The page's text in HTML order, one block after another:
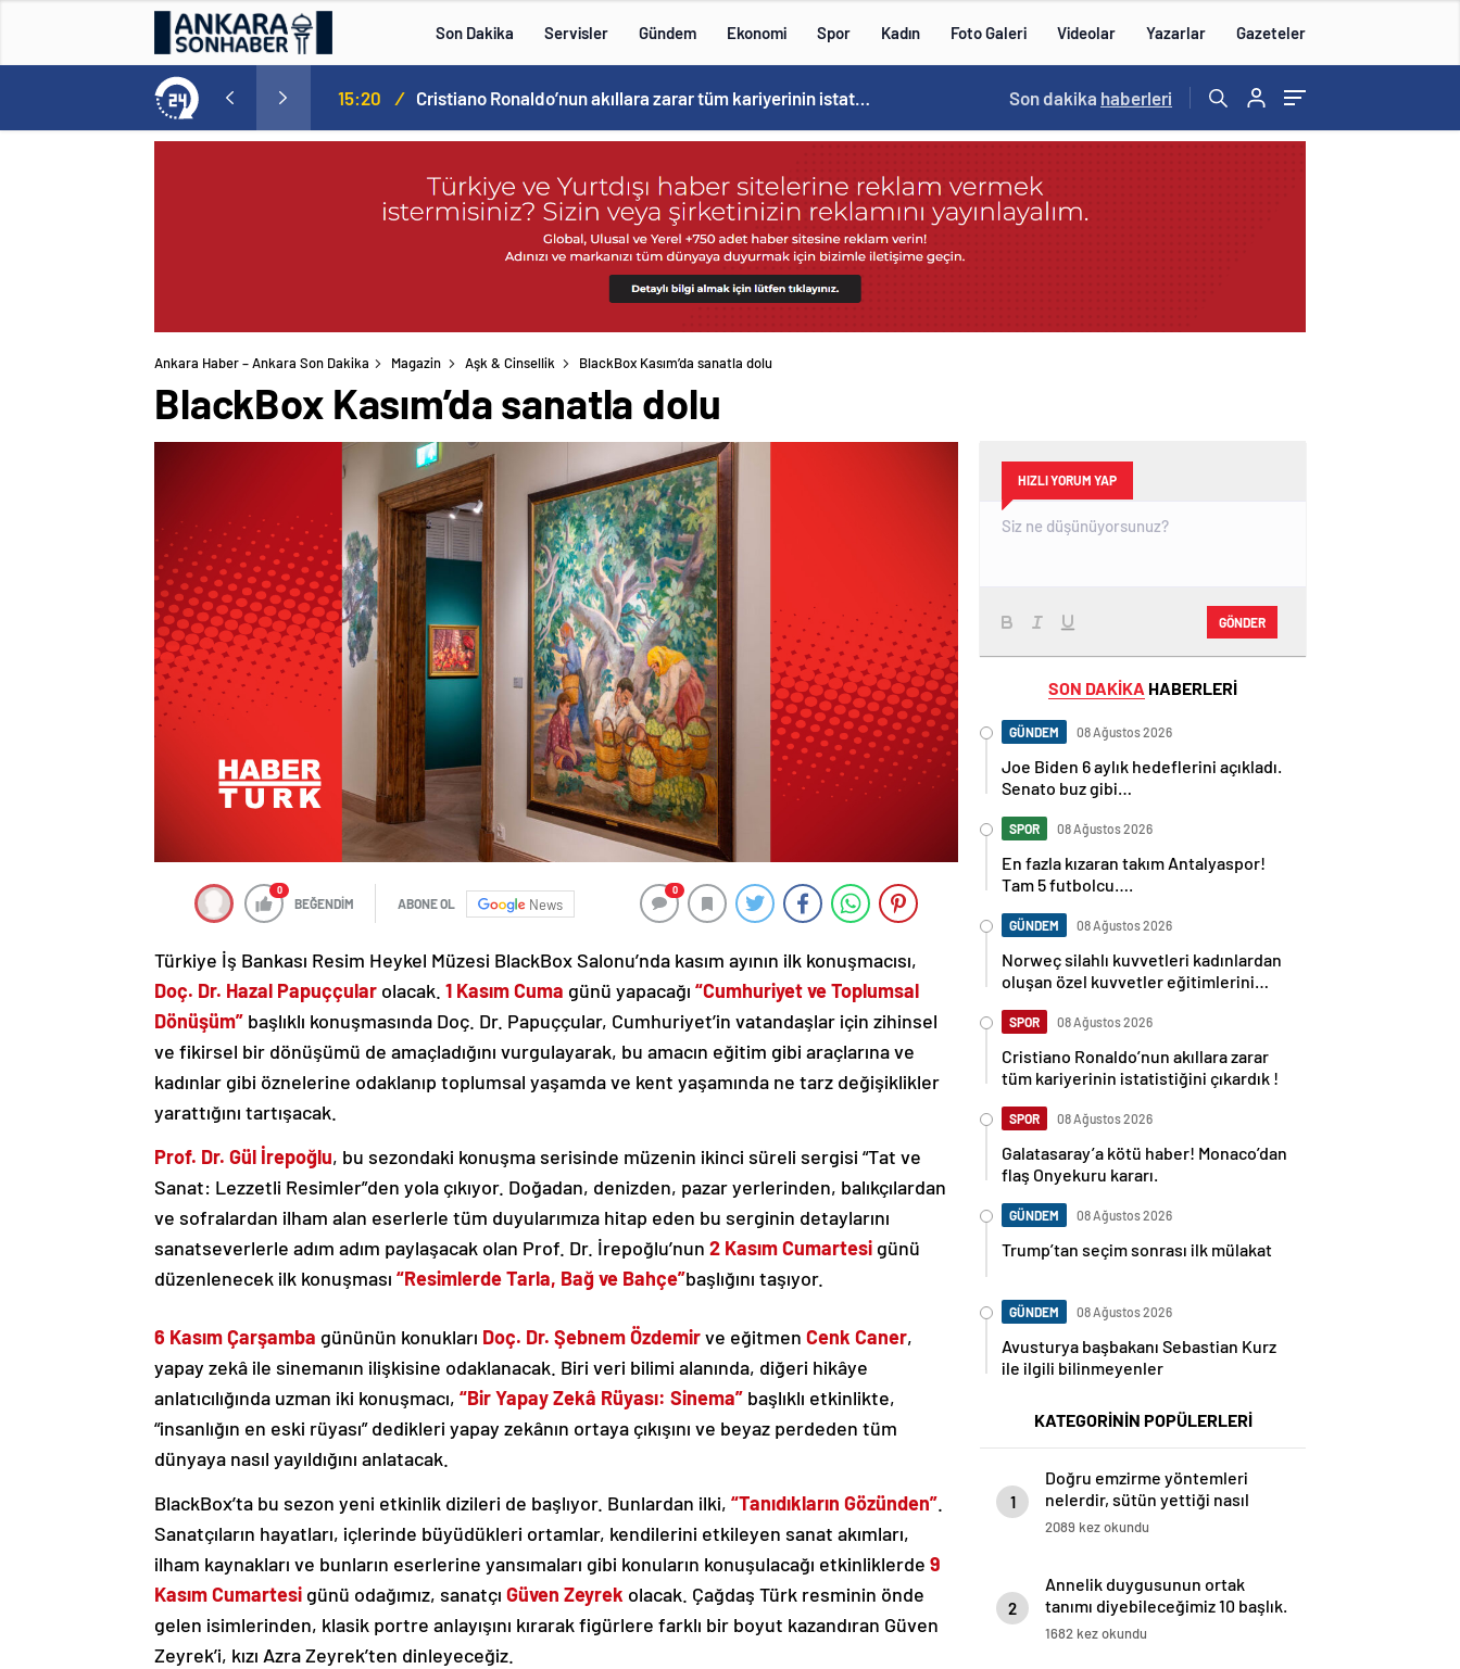
Son Dakika Servisler Gündem Ekonomi Spor Kadın Foto Galeri Videolar Yazarlar Gazeteler
Norweç silahlı kuvvetleri kadınlardan oluşan özel kuvvetler eğitimlerini başlattı. 15:20 / Cristiano Ronaldo’nun akıllara zarar tüm kariyerinin istatistiğini çıkardık ! 14:57 /
Son dakika haberleri
Ankara Haber – Ankara Son Dakika Magazin Aşk & Cinsellik BlackBox Kasım’da sanatla dolu
BlackBox Kasım’da sanatla dolu
0
BEĞENDİM ABONE OL News
0
Türkiye İş Bankası Resim Heykel Müzesi BlackBox Salonu’nda kasım ayının ilk konuşmacısı,
Doç. Dr. Hazal Papuççular olacak. 1 Kasım Cuma günü yapacağı “Cumhuriyet ve Toplumsal
Dönüşüm” başlıklı konuşmasında Doç. Dr. Papuççular, Cumhuriyet’in vatandaşlar için zihinsel
ve fikirsel bir dönüşümü de amaçladığını vurgulayarak, bu amacın eğitim gibi araçlarına ve
kadınlar gibi öznelerine odaklanıp toplumsal yaşamda ve kent yaşamında ne tarz değişiklikler
yarattığını tartışacak.
Prof. Dr. Gül İrepoğlu, bu sezondaki konuşma serisinde müzenin ikinci süreli sergisi “Tat ve
Sanat: Lezzetli Resimler”den yola çıkıyor. Doğadan, denizden, pazar yerlerinden, balıkçılardan
ve sofralardan ilham alan eserlerle tüm duyularımıza hitap eden bu serginin detaylarını
sanatseverlerle adım adım paylaşacak olan Prof. Dr. İrepoğlu’nun 2 Kasım Cumartesi günü
düzenlenecek ilk konuşması “Resimlerde Tarla, Bağ ve Bahçe”başlığını taşıyor.
6 Kasım Çarşamba gününün konukları Doç. Dr. Şebnem Özdemirve eğitmen Cenk Caner,
yapay zekâ ile sinemanın ilişkisine odaklanacak. Biri veri bilimi alanında, diğeri hikâye
anlatıcılığında uzman iki konuşmacı, “Bir Yapay Zekâ Rüyası: Sinema” başlıklı etkinlikte,
“insanlığın en eski rüyası” dedikleri yapay zekânın ortaya çıkışını ve beyaz perdeden tüm
dünyaya nasıl yayıldığını anlatacak.
BlackBox’ta bu sezon yeni etkinlik dizileri de başlıyor. Bunlardan ilki, “Tanıdıkların Gözünden”.
Sanatçıların hayatları, içlerinde büyüdükleri ortamlar, kendilerini etkileyen sanat akımları,
ilham kaynakları ve bunların eserlerine yansımaları gibi konuların konuşulacağı etkinliklerde 9
Kasım Cumartesi günü odağımız, sanatçı Güven Zeyrek olacak. Çağdaş Türk resminin önde
gelen isimlerinden, klasik portre anlayışını kırarak figürlere farklı bir boyut kazandıran Güven
Zeyrek’i, kızı Azra Zeyrek’ten dinleyeceğiz.
HIZLI YORUM YAP
GÖNDER
SON DAKİKA HABERLERİ
GÜNDEM 08 Ağustos 2026
Joe Biden 6 aylık hedeflerini açıkladı.
Senato buz gibi…
SPOR 08 Ağustos 2026
En fazla kızaran takım Antalyaspor!
Tam 5 futbolcu….
GÜNDEM 08 Ağustos 2026
Norweç silahlı kuvvetleri kadınlardan
oluşan özel kuvvetler eğitimlerini
SPOR 08 Ağustos 2026
Cristiano Ronaldo’nun akıllara zarar
tüm kariyerinin istatistiğini çıkardık !
SPOR 08 Ağustos 2026
Galatasaray’a kötü haber! Monaco’dan
flaş Onyekuru kararı.
GÜNDEM 08 Ağustos 2026
Trump’tan seçim sonrası ilk mülakat
GÜNDEM 08 Ağustos 2026
Avusturya başbakanı Sebastian Kurz
ile ilgili bilinmeyenler
KATEGORİNİN POPÜLERLERİ
1
Doğru emzirme yöntemleri
nelerdir, sütün yettiği nasıl
anlaşılır?
2089 kez okundu
2
Annelik duygusunun ortak
tanımı diyebileceğimiz 10 başlık.
1682 kez okundu